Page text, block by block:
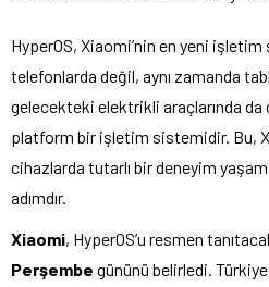
HyperOS, Xiaomi’nin en yeni işletim
telefonlarda değil, aynı zamanda
gelecekteki elektrikli araçlarında da
platform bir işletim sistemidir. Bu,
cihazlarda tutarlı bir deneyim
adımdır.
Xiaomi, HyperOS’u resmen
Perşembe gününü belirledi.